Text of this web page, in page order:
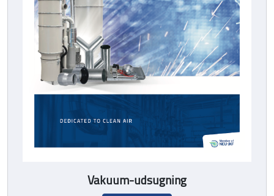
Vakuum-udsugning